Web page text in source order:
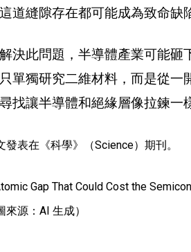
道縫隙存在都可能成為致命缺
決此問題，半導體產業可能砸
單獨研究二維材料，而是從一
找讓半導體和絕緣層像拉鍊一
發表在《科學》（Science）期刊。
Gap That Could Cost the
來源：AI 生成）